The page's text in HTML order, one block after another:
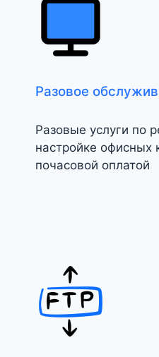
Разовое
Разовые услуги по
настройке офисных
почасовой оплатой